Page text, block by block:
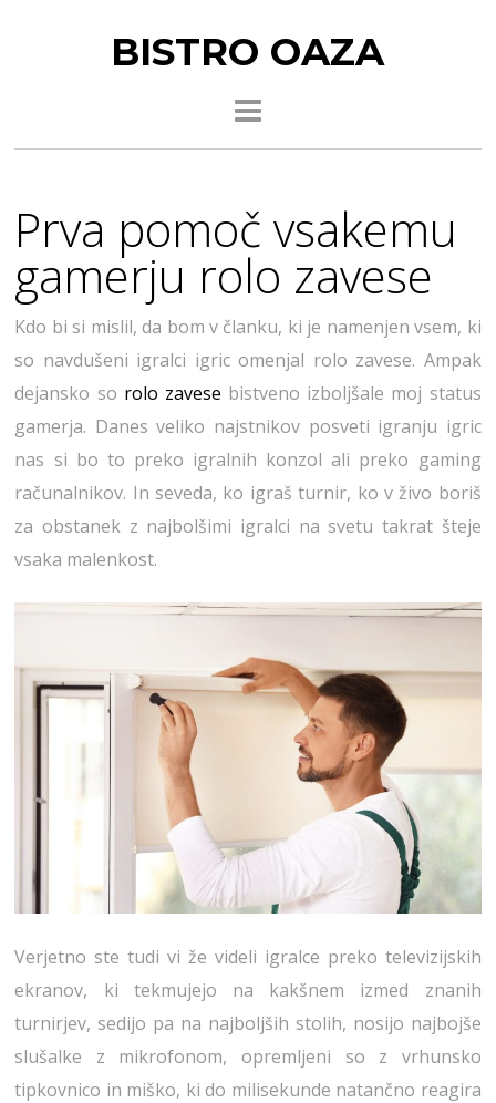
BISTRO OAZA
Prva pomoč vsakemu
gamerju rolo zavese
Kdo bi si mislil, da bom v članku, ki je namenjen vsem, ki
so navdušeni igralci igric omenjal rolo zavese. Ampak
dejansko so rolo zavese bistveno izboljšale moj status
gamerja. Danes veliko najstnikov posveti igranju igric
nas si bo to preko igralnih konzol ali preko gaming
računalnikov. In seveda, ko igraš turnir, ko v živo boriš
za obstanek z najbolšimi igralci na svetu takrat šteje
vsaka malenkost.
Verjetno ste tudi vi že videli igralce preko televizijskih
ekranov, ki tekmujejo na kakšnem izmed znanih
turnirjev, sedijo pa na najboljših stolih, nosijo najbojše
slušalke z mikrofonom, opremljeni so z vrhunsko
tipkovnico in miško, ki do milisekunde natančno reagira